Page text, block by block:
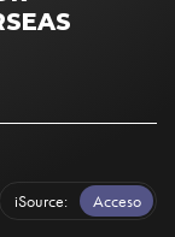
iSource Acceso